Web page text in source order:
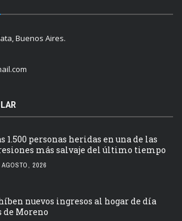
Buenos Aires.
1.500 personas heridas en una de las
más salvaje del último tiempo
2026
nuevos ingresos al hogar de día
de Moreno